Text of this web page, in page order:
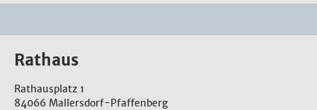
Rathaus
Rathausplatz 1
84066 Mallersdorf-Pfaffenberg